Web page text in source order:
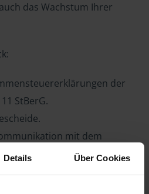
Details Über Cookies
das Wachstum Ihrer
der
StBerG.
mit dem
über zu Themen wie